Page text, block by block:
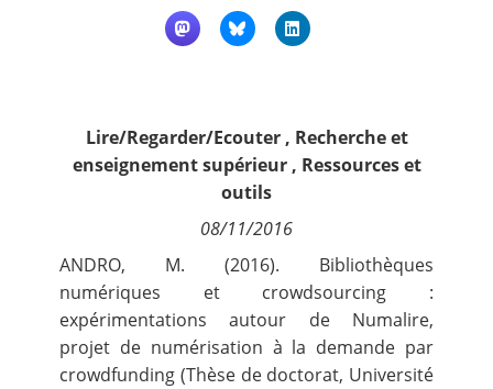
ContactLire/Regarder/Ecouter, Recherche et
enseignement supérieur, Ressources et
outils
08/11/2016
ANDRO, M. (2016). Bibliothèques
numériques et crowdsourcing :
expérimentations autour de Numalire,
projet de numérisation à la demande par
crowdfunding (Thèse de doctorat, Université